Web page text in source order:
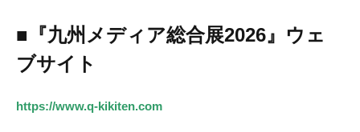
■『九州メディア総合展2026』ウェ
ブサイト
https://www.q-kikiten.com